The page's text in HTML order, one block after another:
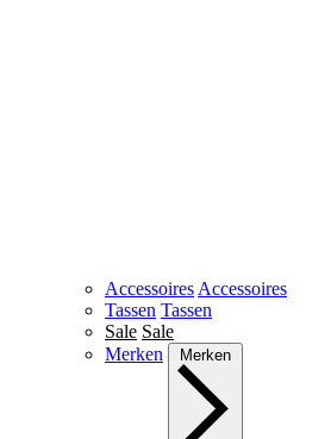
Accessoires Accessoires
Tassen Tassen
Sale Sale
Merken
Merken